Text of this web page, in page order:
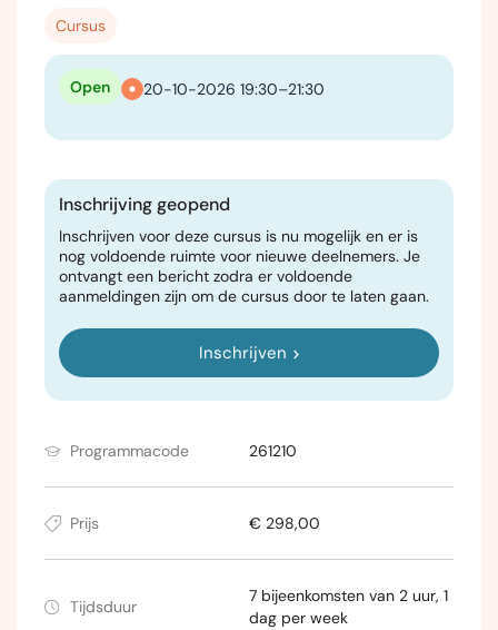
Cursus
20-10-2026 19:30–21:30
Open
Inschrijving geopend
Inschrijven voor deze cursus is nu mogelijk en er is
nog voldoende ruimte voor nieuwe deelnemers. Je
ontvangt een bericht zodra er voldoende
aanmeldingen zijn om de cursus door te laten gaan.
Inschrijven
Programmacode 261210
Prijs € 298,00
Tijdsduur
7 bijeenkomsten van 2 uur, 1
dag per week